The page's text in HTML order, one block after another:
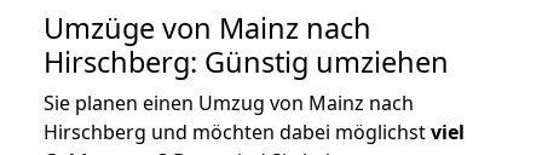
Umzüge von Mainz nach
Hirschberg: Günstig umziehen
Sie planen einen Umzug von Mainz nach
Hirschberg und möchten dabei möglichstviel